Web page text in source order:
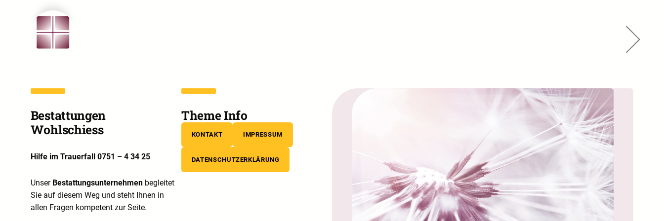
Bestattungen
Wohlschiess
Hilfe im Trauerfall 0751 – 4 34 25
Unser Bestattungsunternehmenbegleitet
Sie auf diesem Weg und steht Ihnen in
allen Fragen kompetent zur Seite.
Theme Info
KONTAKT IMPRESSUM
DATENSCHUTZERKLÄRUNG